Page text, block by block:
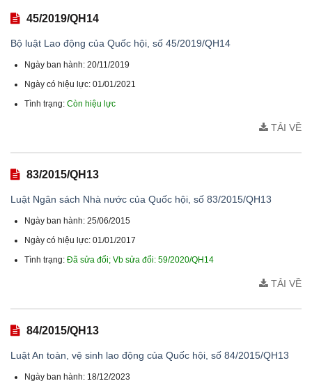
45/2019/QH14
Bộ luật Lao động của Quốc hội, số 45/2019/QH14
Ngày ban hành: 20/11/2019
Ngày có hiệu lực: 01/01/2021
Tình trạng: Còn hiệu lực
TẢI VỀ
83/2015/QH13
Luật Ngân sách Nhà nước của Quốc hội, số 83/2015/QH13
Ngày ban hành: 25/06/2015
Ngày có hiệu lực: 01/01/2017
Tình trạng: Đã sửa đổi; Vb sửa đổi: 59/2020/QH14
TẢI VỀ
84/2015/QH13
Luật An toàn, vệ sinh lao động của Quốc hội, số 84/2015/QH13
Ngày ban hành: 18/12/2023